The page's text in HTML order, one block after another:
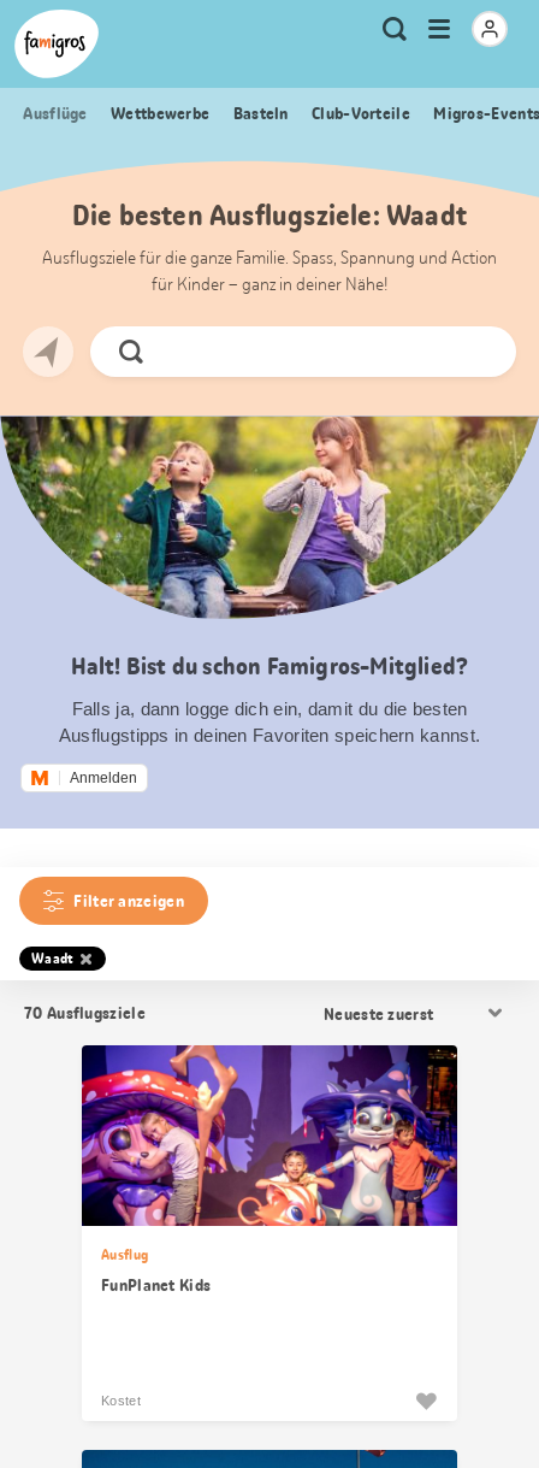
Sprungmarken
Navigation
Header
Logo
Meta
Navigation
Suche
Menu
öffnen
Ausflüge Wettbewerbe Basteln Club-Vorteile Migros-
Die besten Ausflugsziele: Waadt
Ausflugsziele für die ganze Familie. Spass, Spannung und Action
für Kinder – ganz in deiner Nähe!
Jetzt
Suchen
Halt! Bist du schon Famigros-Mitglied?
Falls ja, dann logge dich ein, damit du die besten
Ausflugstipps in deinen Favoriten speichern kannst.
Anmelden
Filter anzeigen
Waadt
70 Ausflugsziele
Sortierung
Ausflug
FunPlanet Kids
Kostet